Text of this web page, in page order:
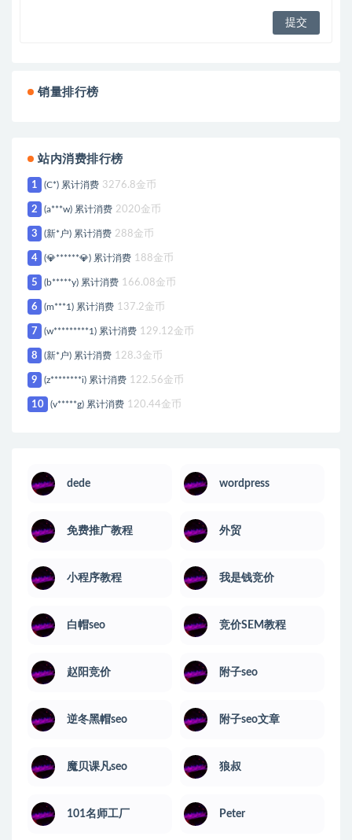
销量排行榜
站内消费排行榜
1 (C*) 累计消费 3276.8金币
2 (a***w) 累计消费 2020金币
3 (新*户) 累计消费 288金币
4 (💎******💎) 累计消费 188金币
5 (b*****y) 累计消费 166.08金币
6 (m***1) 累计消费 137.2金币
7 (w*********1) 累计消费 129.12金币
8 (新*户) 累计消费 128.3金币
9 (z********i) 累计消费 122.56金币
10 (v*****g) 累计消费 120.44金币
dede wordpress
免费推广教程 外贸
小程序教程 我是钱竞价
白帽seo 竞价SEM教程
赵阳竞价 附子seo
逆冬黑帽seo 附子seo文章
魔贝课凡seo 狼叔
101名师工厂 Peter